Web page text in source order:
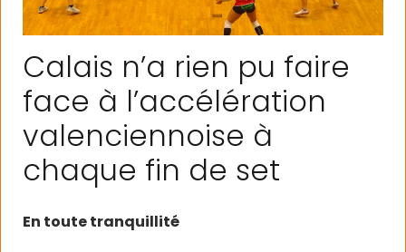
Calais n’a rien pu faire
face à l’accélération
valenciennoise à
chaque fin de set
En toute tranquillité